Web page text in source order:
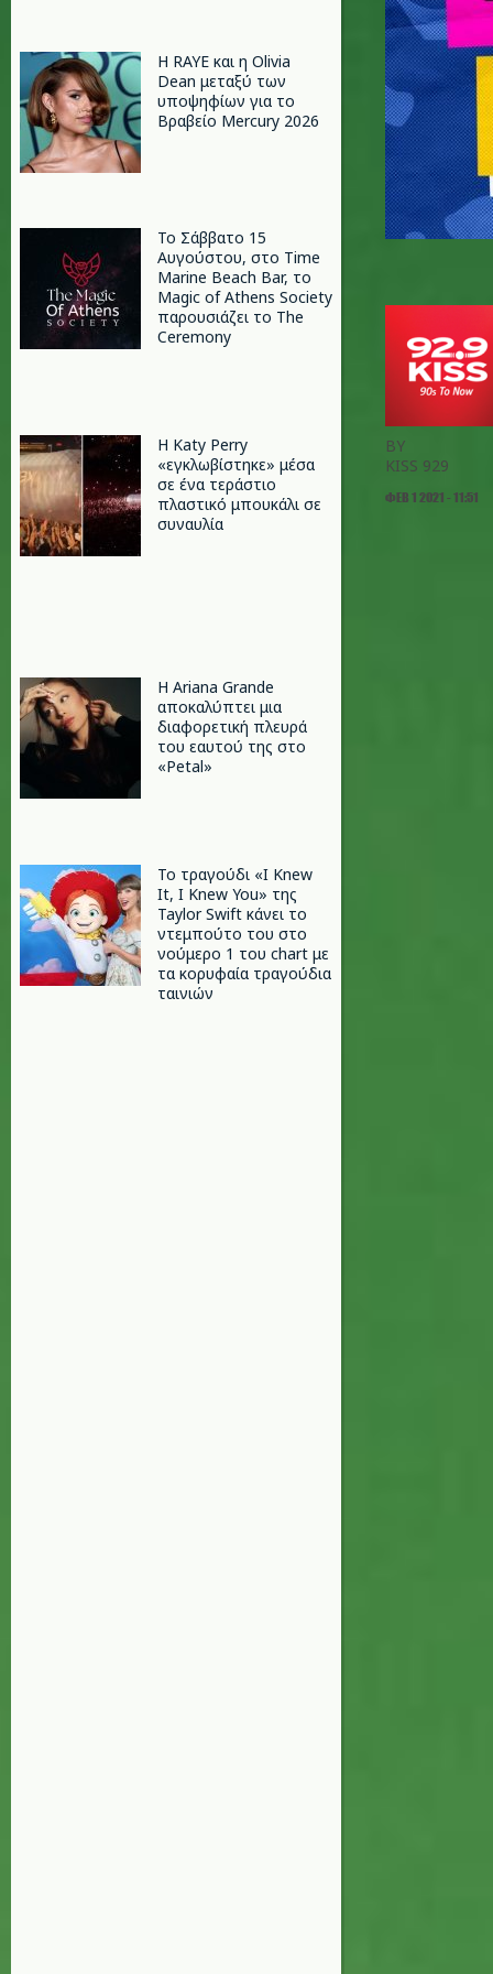
Η RAYE και η Olivia
Dean μεταξύ των
υποψηφίων για το
Βραβείο Mercury 2026
Το Σάββατο 15
Αυγούστου, στο Time
Marine Beach Bar, το
Magic of Athens Society
παρουσιάζει το The
Ceremony
H Katy Perry
«εγκλωβίστηκε» μέσα
σε ένα τεράστιο
πλαστικό μπουκάλι σε
συναυλία
Η Ariana Grande
αποκαλύπτει μια
διαφορετική πλευρά
του εαυτού της στο
«Petal»
Το τραγούδι «I Knew
It, I Knew You» της
Taylor Swift κάνει το
ντεμπούτο του στο
νούμερο 1 του chart με
τα κορυφαία τραγούδια
ταινιών
BY
KISS 929
ΦΕΒ 1 2021 - 11:51